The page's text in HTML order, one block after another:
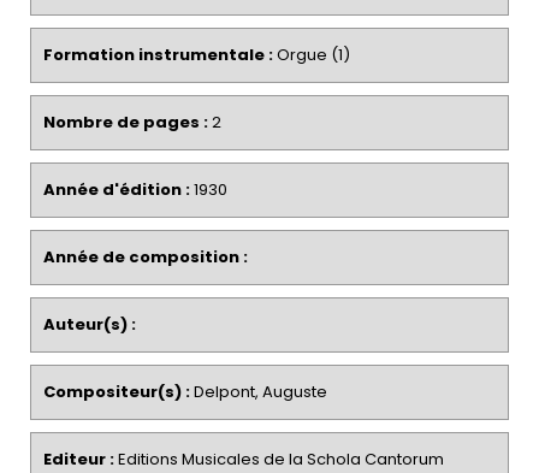
Formation instrumentale :Orgue (1)
Nombre de pages :2
Année d'édition :1930
Année de composition :
Auteur(s) :
Compositeur(s) :Delpont, Auguste
Editeur :Editions Musicales de la Schola Cantorum